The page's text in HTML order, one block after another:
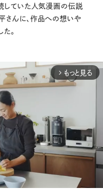
していた人気漫画の伝説
さんに、作品への想いや
。
arrow_forward_ios もっと見る